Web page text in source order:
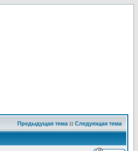
Предыдущая тема :: Следующая тема